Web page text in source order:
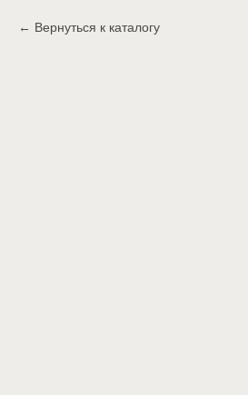
Вернуться к каталогу